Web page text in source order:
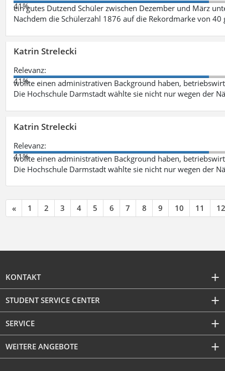
41%
ein gutes Dutzend Schüler zwischen Dezember und März
Nachdem die Schülerzahl 1876 auf die Rekordmarke von
Katrin Strelecki
Relevanz:
41%
wollte einen administrativen Background haben,
Die Hochschule Darmstadt wählte sie nicht nur wegen der
Katrin Strelecki
Relevanz:
41%
wollte einen administrativen Background haben,
Die Hochschule Darmstadt wählte sie nicht nur wegen der
« 1 2 3 4 5 6 7 8 9 10 11 12
KONTAKT
STUDENT SERVICE CENTER
SERVICE
WEITERE ANGEBOTE